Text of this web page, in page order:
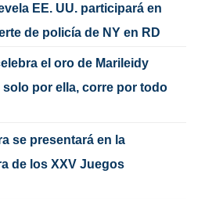
EE. UU. participará en
de policía de NY en RD
el oro de Marileidy
solo por ella, corre por todo
se presentará en la
de los XXV Juegos